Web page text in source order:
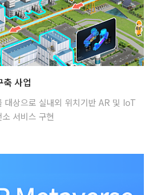
축 사업
대상으로 실내외 위치기반 AR 및 IoT
서비스 구현